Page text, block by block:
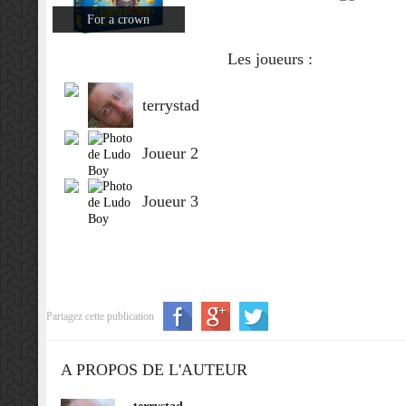
For a crown
Les joueurs :
terrystad
Joueur 2
Joueur 3
Partagez cette publication
A PROPOS DE L'AUTEUR